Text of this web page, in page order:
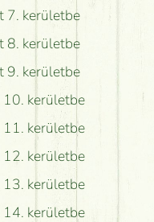
7. kerületbe
8. kerületbe
9. kerületbe
kerületbe
kerületbe
kerületbe
kerületbe
kerületbe